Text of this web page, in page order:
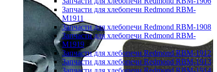
Запчасти для хлебопечи Redmond RBM-
M1911
Запчасти для хлебопечи Redmond RBM-1908
Запчасти для хлебопечи Redmond RBM-
M1919
Запчасти для хлебопечи Redmond RBM-1912
Запчасти для хлебопечи Redmond RBM-1913
Запчасти для хлебопечи Redmond RBM-1914